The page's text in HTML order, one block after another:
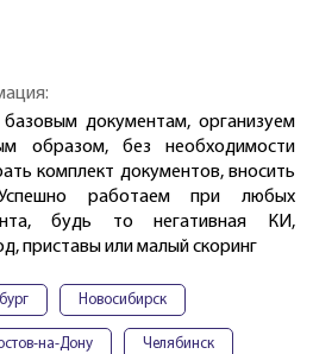
документам, организуем
образом, без необходимости
комплект документов, вносить
работаем при любых
будь то негативная КИ,
приставы или малый скоринг
Новосибирск
на-Дону Челябинск